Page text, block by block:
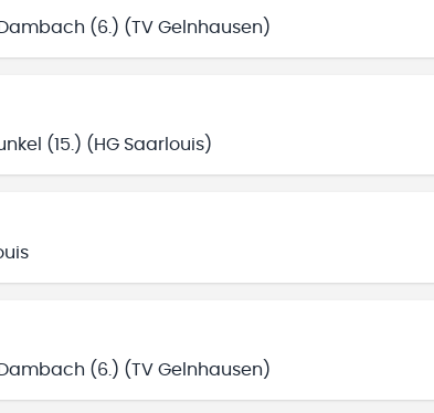
(6.) (TV Gelnhausen)
(15.) (HG Saarlouis)
(6.) (TV Gelnhausen)